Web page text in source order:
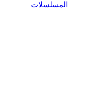
المسلسلات